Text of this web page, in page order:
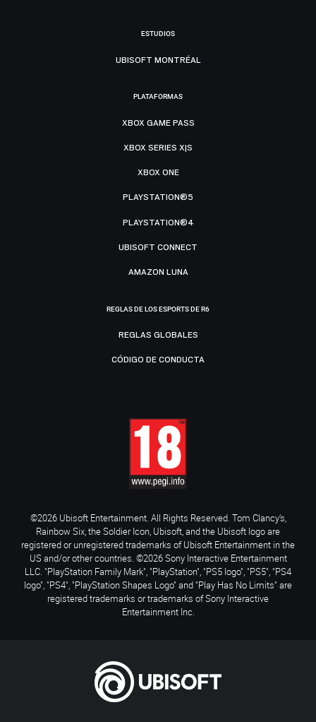
ESTUDIOS
UBISOFT MONTRÉAL
PLATAFORMAS
XBOX GAME PASS
XBOX SERIES X|S
XBOX ONE
PLAYSTATION®5
PLAYSTATION®4
UBISOFT CONNECT
AMAZON LUNA
REGLAS DE LOS ESPORTS DE R6
REGLAS GLOBALES
CÓDIGO DE CONDUCTA
©2026 Ubisoft Entertainment. All Rights Reserved. Tom Clancy’s,
Rainbow Six, the Soldier Icon, Ubisoft, and the Ubisoft logo are
registered or unregistered trademarks of Ubisoft Entertainment in the
US and/or other countries. ©2026 Sony Interactive Entertainment
LLC. "PlayStation Family Mark", "PlayStation", "PS5 logo", "PS5", "PS4
logo", "PS4", "PlayStation Shapes Logo" and "Play Has No Limits" are
registered trademarks or trademarks of Sony Interactive
Entertainment Inc.